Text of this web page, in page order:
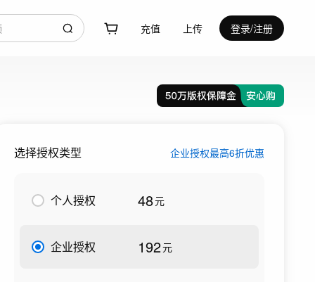
充值 上传 登录/注册
选择授权类型 企业授权最高6折优惠
个人授权 48元
企业授权 192元